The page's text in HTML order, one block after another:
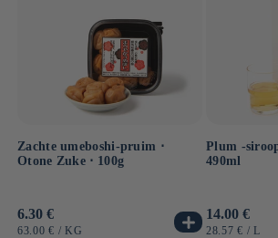
Zachte umeboshi-pruim ⋅
Otone Zuke ⋅ 100g
Normale
prijs
6.30 €
EENHEIDSPRIJS
63.00 € / PER
KG
Plum -
490ml
Normale
prijs
14.00 €
28.57 € / PER
L